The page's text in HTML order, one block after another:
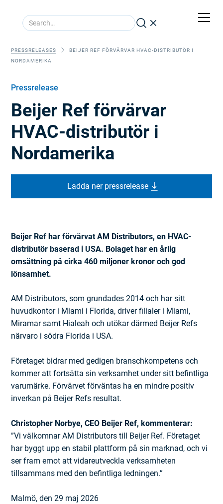
PRESSRELEASES
BEIJER REF FÖRVÄRVAR HVAC-DISTRIBUTÖR I
NORDAMERIKA
Pressrelease
Beijer Ref förvärvar
HVAC-distributör i
Nordamerika
Ladda ner pressrelease
Beijer Ref har förvärvat AM Distributors, en HVAC-
distributör baserad i USA. Bolaget har en årlig
omsättning på cirka 460 miljoner kronor och god
lönsamhet.
AM Distributors, som grundades 2014 och har sitt
huvudkontor i Miami i Florida, driver filialer i Miami,
Miramar samt Hialeah och utökar därmed Beijer Refs
närvaro i södra Florida i USA.
Företaget bidrar med gedigen branschkompetens och
kommer att fortsätta sin verksamhet under sitt befintliga
varumärke. Förvärvet förväntas ha en mindre positiv
inverkan på Beijer Refs resultat.
Christopher Norbye, CEO Beijer Ref, kommenterar:
”Vi välkomnar AM Distributors till Beijer Ref. Företaget
har byggt upp en stabil plattform på sin marknad, och vi
ser fram emot att vidareutveckla verksamheten
tillsammans med den befintliga ledningen.”
Malmö, den 29 maj 2026